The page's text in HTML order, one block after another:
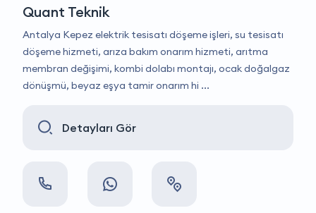
Quant Teknik
Antalya Kepez elektrik tesisatı döşeme işleri, su tesisatı
döşeme hizmeti, arıza bakım onarım hizmeti, arıtma
membran değişimi, kombi dolabı montajı, ocak doğalgaz
dönüşmü, beyaz eşya tamir onarım hi ...
Detayları Gör